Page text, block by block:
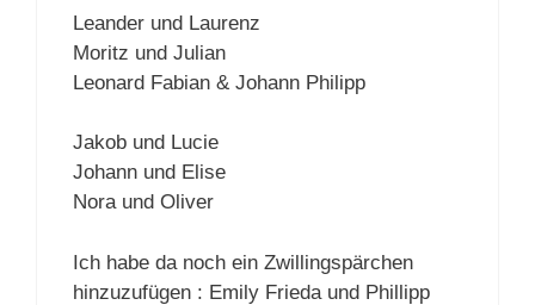
Leander und Laurenz
Moritz und Julian
Leonard Fabian & Johann Philipp
Jakob und Lucie
Johann und Elise
Nora und Oliver
Ich habe da noch ein Zwillingspärchen
hinzuzufügen : Emily Frieda und Phillipp